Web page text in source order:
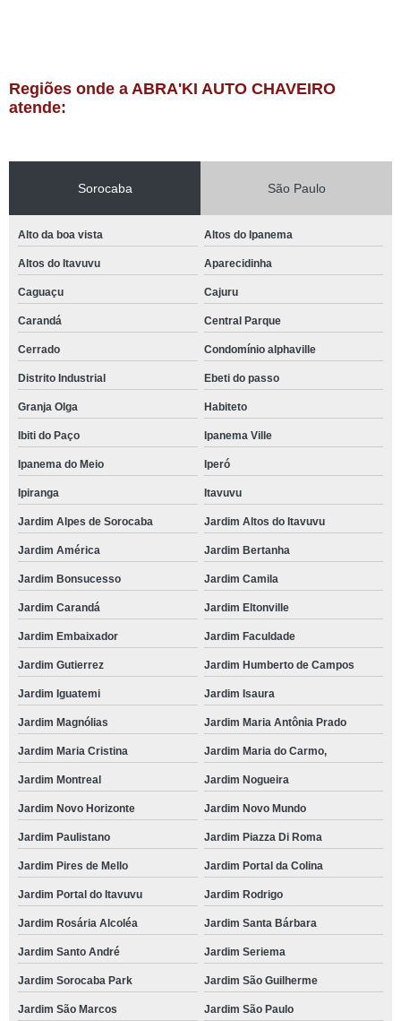
Regiões onde a ABRA'KI AUTO CHAVEIRO
atende:
Sorocaba São Paulo
Alto da boa vista Altos do Ipanema
Altos do Itavuvu Aparecidinha
Caguaçu Cajuru
Carandá Central Parque
Cerrado Condomínio alphaville
Distrito Industrial Ebeti do passo
Granja Olga Habiteto
Ibiti do Paço Ipanema Ville
Ipanema do Meio Iperó
Ipiranga Itavuvu
Jardim Alpes de Sorocaba Jardim Altos do Itavuvu
Jardim América Jardim Bertanha
Jardim Bonsucesso Jardim Camila
Jardim Carandá Jardim Eltonville
Jardim Embaixador Jardim Faculdade
Jardim Gutierrez Jardim Humberto de Campos
Jardim Iguatemi Jardim Isaura
Jardim Magnólias Jardim Maria Antônia Prado
Jardim Maria Cristina Jardim Maria do Carmo,
Jardim Montreal Jardim Nogueira
Jardim Novo Horizonte Jardim Novo Mundo
Jardim Paulistano Jardim Piazza Di Roma
Jardim Pires de Mello Jardim Portal da Colina
Jardim Portal do Itavuvu Jardim Rodrigo
Jardim Rosária Alcoléa Jardim Santa Bárbara
Jardim Santo André Jardim Seriema
Jardim Sorocaba Park Jardim São Guilherme
Jardim São Marcos Jardim São Paulo